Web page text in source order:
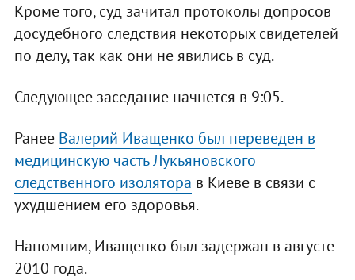
Кроме того, суд зачитал протоколы допросов
досудебного следствия некоторых свидетелей
по делу, так как они не явились в суд.
Следующее заседание начнется в 9:05.
Ранее Валерий Иващенко был переведен в
медицинскую часть Лукьяновского
следственного изолятора в Киеве в связи с
ухудшением его здоровья.
Напомним, Иващенко был задержан в августе
2010 года.